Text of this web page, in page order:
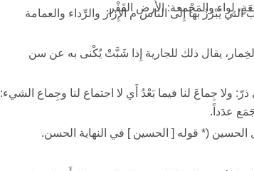
لِواء والمَجْمعة: الأَرض القَفْر.
يُبْرَزُ بها إِلى الناس م الإِزار والرِّداء والعمامة
يقال ذلك للجارية إِذا شَبَّتْ يُكْنى به عن سن
جِماعَ لنا فيما بَعْدُ أَي لا اجتماع لنا وجِماع الشيء:
الحسين (* قوله [ الحسين ] في النهاية الحسن.